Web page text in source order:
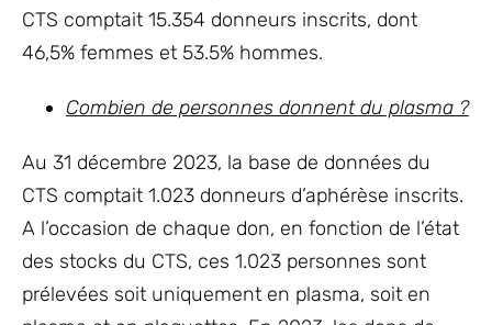
CTS comptait 15.354 donneurs inscrits, dont
46,5% femmes et 53.5% hommes.
Combien de personnes donnent du plasma ?
Au 31 décembre 2023, la base de données du
CTS comptait 1.023 donneurs d’aphérèse inscrits.
A l’occasion de chaque don, en fonction de l’état
des stocks du CTS, ces 1.023 personnes sont
prélevées soit uniquement en plasma, soit en